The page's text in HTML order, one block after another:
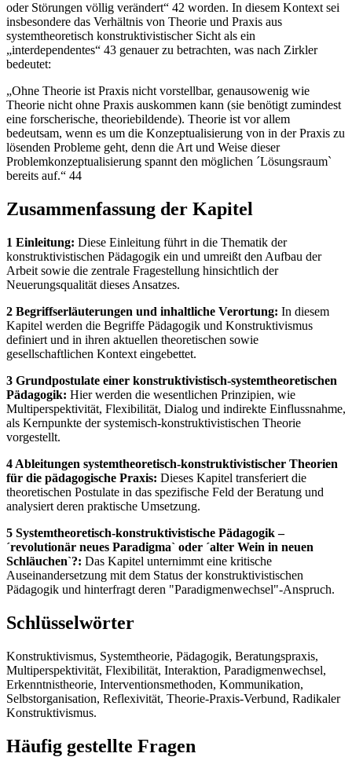
oder Störungen völlig verändert“ 42 worden. In diesem Kontext sei
insbesondere das Verhältnis von Theorie und Praxis aus
systemtheoretisch konstruktivistischer Sicht als ein
„interdependentes“ 43 genauer zu betrachten, was nach Zirkler
bedeutet:
„Ohne Theorie ist Praxis nicht vorstellbar, genausowenig wie
Theorie nicht ohne Praxis auskommen kann (sie benötigt zumindest
eine forscherische, theoriebildende). Theorie ist vor allem
bedeutsam, wenn es um die Konzeptualisierung von in der Praxis zu
lösenden Probleme geht, denn die Art und Weise dieser
Problemkonzeptualisierung spannt den möglichen ´Lösungsraum`
bereits auf.“ 44
Zusammenfassung der Kapitel
1 Einleitung: Diese Einleitung führt in die Thematik der
konstruktivistischen Pädagogik ein und umreißt den Aufbau der
Arbeit sowie die zentrale Fragestellung hinsichtlich der
Neuerungsqualität dieses Ansatzes.
2 Begriffserläuterungen und inhaltliche Verortung: In diesem
Kapitel werden die Begriffe Pädagogik und Konstruktivismus
definiert und in ihren aktuellen theoretischen sowie
gesellschaftlichen Kontext eingebettet.
3 Grundpostulate einer konstruktivistisch-systemtheoretischen
Pädagogik: Hier werden die wesentlichen Prinzipien, wie
Multiperspektivität, Flexibilität, Dialog und indirekte Einflussnahme,
als Kernpunkte der systemisch-konstruktivistischen Theorie
vorgestellt.
4 Ableitungen systemtheoretisch-konstruktivistischer Theorien
für die pädagogische Praxis: Dieses Kapitel transferiert die
theoretischen Postulate in das spezifische Feld der Beratung und
analysiert deren praktische Umsetzung.
5 Systemtheoretisch-konstruktivistische Pädagogik –
´revolutionär neues Paradigma` oder ´alter Wein in neuen
Schläuchen`?: Das Kapitel unternimmt eine kritische
Auseinandersetzung mit dem Status der konstruktivistischen
Pädagogik und hinterfragt deren "Paradigmenwechsel"-Anspruch.
Schlüsselwörter
Konstruktivismus, Systemtheorie, Pädagogik, Beratungspraxis,
Multiperspektivität, Flexibilität, Interaktion, Paradigmenwechsel,
Erkenntnistheorie, Interventionsmethoden, Kommunikation,
Selbstorganisation, Reflexivität, Theorie-Praxis-Verbund, Radikaler
Konstruktivismus.
Häufig gestellte Fragen